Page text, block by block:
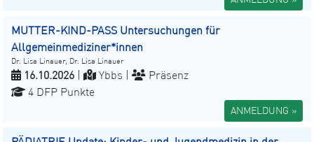
MUTTER-KIND-PASS Untersuchungen für
Allgemeinmediziner*innen
Dr. Lisa Linauer, Dr. Lisa Linauer
16.10.2026 Ybbs |
Präsenz
4 DFP Punkte
ANMELDUNG »